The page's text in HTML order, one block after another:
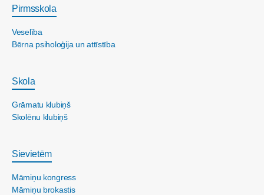
Pirmsskola
Veselība
Bērna psiholoģija un attīstība
Skola
Grāmatu klubiņš
Skolēnu klubiņš
Sievietēm
Māmiņu kongress
Māmiņu brokastis